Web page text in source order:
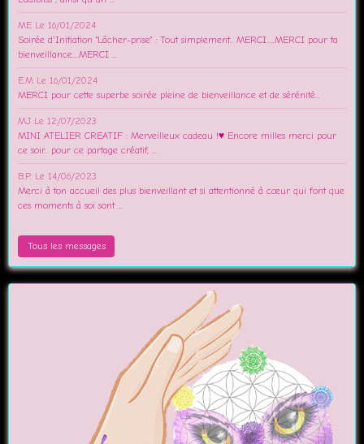
ME Le 16/01/2024
Soirée d'Initiation "Lâcher-prise" : Tout simplement.. MERCI.....MERCI pour ta
bienveillance....MERCI ...
E.M Le 16/01/2024
MERCI pour cette superbe soirée pleine de bienveillance et de sérénité...
MJ Le 12/07/2023
MINI ATELIER CREATIF : Merveilleux cadeau !♥️ Encore milles merci pour
ce soir.. pour ce partage créatif, ...
B.P. Le 14/06/2023
Merci à ton accueil des plus bienveillant et si attentionné à cœur qui font que
ces moments à soi sont ...
Tous les messages